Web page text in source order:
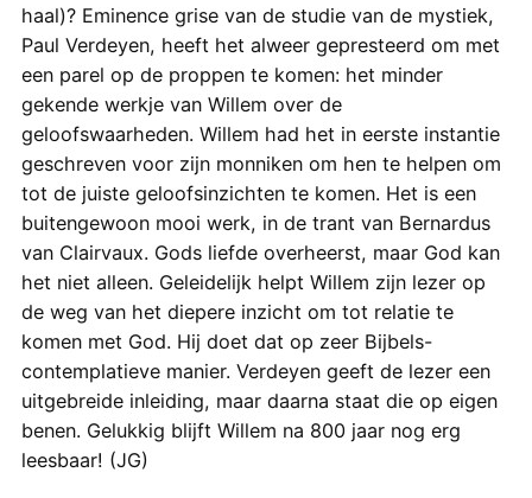
haal)? Eminence grise van de studie van de mystiek,
Paul Verdeyen, heeft het alweer gepresteerd om met
een parel op de proppen te komen: het minder
gekende werkje van Willem over de
geloofswaarheden. Willem had het in eerste instantie
geschreven voor zijn monniken om hen te helpen om
tot de juiste geloofsinzichten te komen. Het is een
buitengewoon mooi werk, in de trant van Bernardus
van Clairvaux. Gods liefde overheerst, maar God kan
het niet alleen. Geleidelijk helpt Willem zijn lezer op
de weg van het diepere inzicht om tot relatie te
komen met God. Hij doet dat op zeer Bijbels-
contemplatieve manier. Verdeyen geeft de lezer een
uitgebreide inleiding, maar daarna staat die op eigen
benen. Gelukkig blijft Willem na 800 jaar nog erg
leesbaar! (JG)